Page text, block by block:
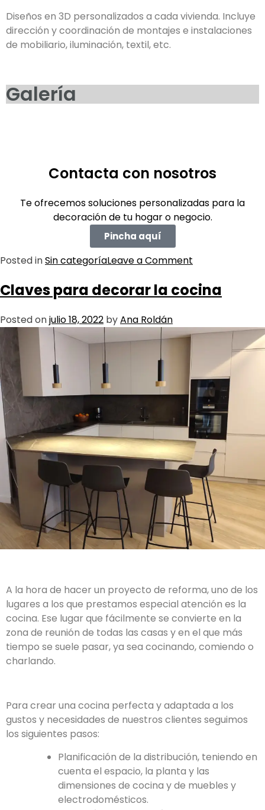
Diseños en 3D personalizados a cada vivienda. Incluye
dirección y coordinación de montajes e instalaciones
de mobiliario, iluminación, textil, etc.
Galería
Contacta con nosotros
Te ofrecemos soluciones personalizadas para la
decoración de tu hogar o negocio.
Pincha aquí
Posted inSin categoríaLeave a Comment
Claves para decorar la cocina
Posted onjulio 18, 2022 byAna Roldán
A la hora de hacer un proyecto de reforma, uno de los
lugares a los que prestamos especial atención es la
cocina. Ese lugar que fácilmente se convierte en la
zona de reunión de todas las casas y en el que más
tiempo se suele pasar, ya sea cocinando, comiendo o
charlando.
Para crear una cocina perfecta y adaptada a los
gustos y necesidades de nuestros clientes seguimos
los siguientes pasos:
Planificación de la distribución, teniendo en
cuenta el espacio, la planta y las
dimensiones de cocina y de muebles y
electrodomésticos.